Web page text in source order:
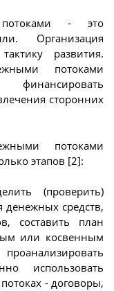
- это
Организация
развития.
потоками
сторонних
потоками
этапов [2]:
(проверить)
денежных средств,
составить план
или косвенным
использовать
- договоры,